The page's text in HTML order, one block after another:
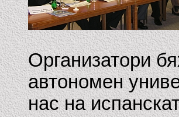
Организатори
автономен
нас на